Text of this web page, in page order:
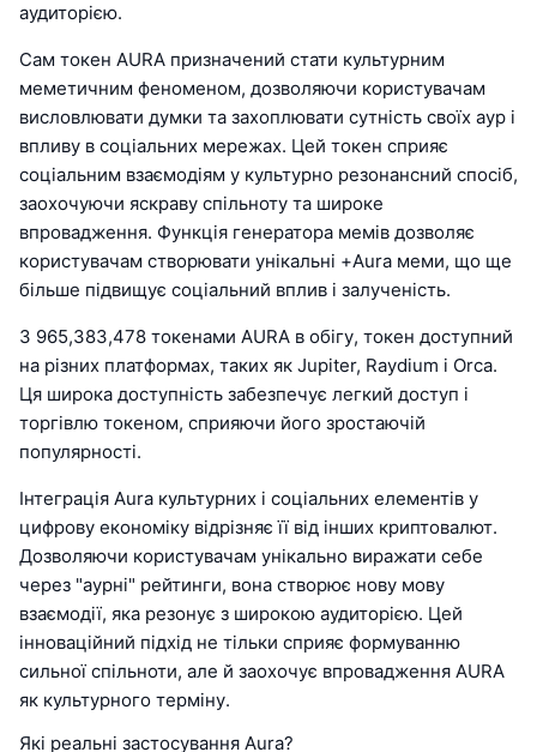
аудиторією.
Сам токен AURA призначений стати культурним
меметичним феноменом, дозволяючи користувачам
висловлювати думки та захоплювати сутність своїх аур і
впливу в соціальних мережах. Цей токен сприяє
соціальним взаємодіям у культурно резонансний спосіб,
заохочуючи яскраву спільноту та широке
впровадження. Функція генератора мемів дозволяє
користувачам створювати унікальні +Aura меми, що ще
більше підвищує соціальний вплив і залученість.
З 965,383,478 токенами AURA в обігу, токен доступний
на різних платформах, таких як Jupiter, Raydium і Orca.
Ця широка доступність забезпечує легкий доступ і
торгівлю токеном, сприяючи його зростаючій
популярності.
Інтеграція Aura культурних і соціальних елементів у
цифрову економіку відрізняє її від інших криптовалют.
Дозволяючи користувачам унікально виражати себе
через "аурні" рейтинги, вона створює нову мову
взаємодії, яка резонує з широкою аудиторією. Цей
інноваційний підхід не тільки сприяє формуванню
сильної спільноти, але й заохочує впровадження AURA
як культурного терміну.
Які реальні застосування Aura?